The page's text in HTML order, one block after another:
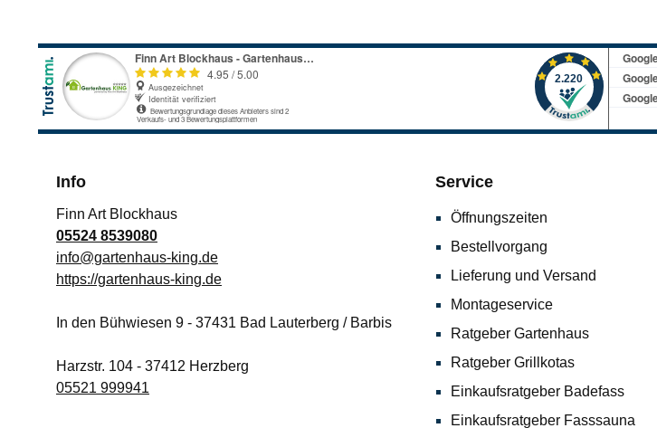
Info
Finn Art Blockhaus
05524 8539080
info@gartenhaus-king.de
https://gartenhaus-king.de
In den Bühwiesen 9 - 37431 Bad Lauterberg / Barbis
Harzstr. 104 - 37412 Herzberg
05521 999941
Service
Öffnungszeiten
Bestellvorgang
Lieferung und Versand
Montageservice
Ratgeber Gartenhaus
Ratgeber Grillkotas
Einkaufsratgeber Badefass
Einkaufsratgeber Fasssauna